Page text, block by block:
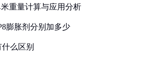
重量计算与应用分析
膨胀剂分别加多少
么区别